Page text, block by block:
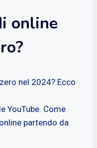
online
nel 2024? Ecco
YouTube. Come
partendo da